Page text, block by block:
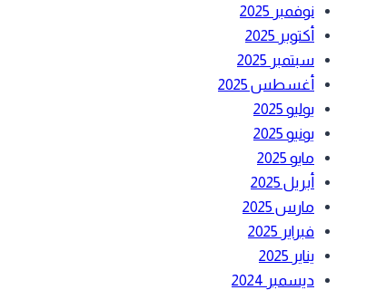
نوفمبر 2025
أكتوبر 2025
سبتمبر 2025
أغسطس 2025
يوليو 2025
يونيو 2025
مايو 2025
أبريل 2025
مارس 2025
فبراير 2025
يناير 2025
ديسمبر 2024